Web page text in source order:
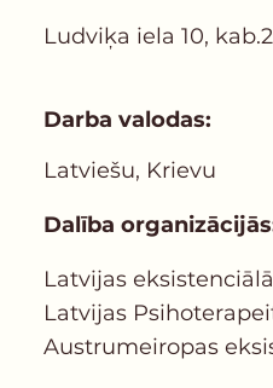
Ludviķa iela 10,
Darba valodas:
Latviešu, Krievu
Dalība
Latvijas
Latvijas
Austrumeiropas